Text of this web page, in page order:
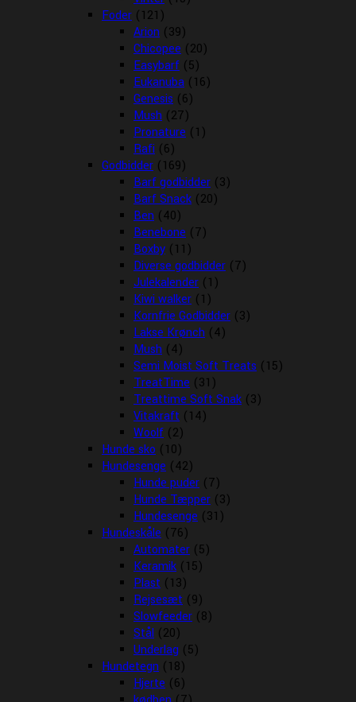
Foder (121)
Arion (39)
Chicopee (20)
Easybarf (5)
Eukanuba (16)
Genesis (6)
Mush (27)
Pronature (1)
Rafi (6)
Godbidder (169)
Barf godbidder (3)
Barf Snack (20)
Ben (40)
Benebone (7)
Boxby (11)
Diverse godbidder (7)
Julekalender (1)
Kiwi walker (1)
Kornfrie Godbidder (3)
Lakse Krønch (4)
Mush (4)
Semi Moist Soft Treats (15)
TreatTime (31)
Treattime Soft Snak (3)
Vitakraft (14)
Woolf (2)
Hunde sko (10)
Hundesenge (42)
Hunde puder (7)
Hunde Tæpper (3)
Hundesenge (31)
Hundeskåle (76)
Automater (5)
Keramik (15)
Plast (13)
Rejsesæt (9)
Slowfeeder (8)
Stål (20)
Underlag (5)
Hundetegn (18)
Hjerte (6)